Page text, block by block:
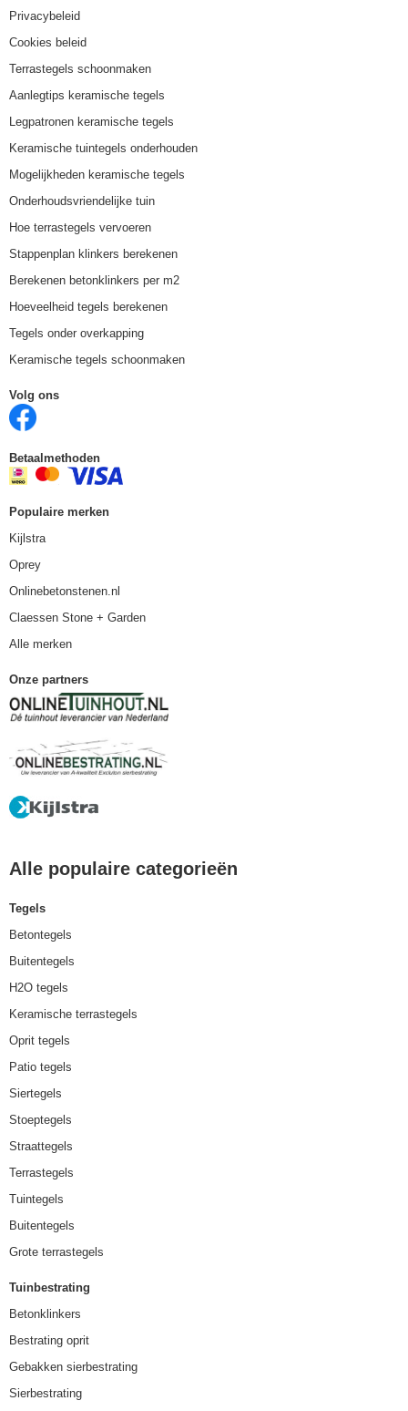
Privacybeleid
Cookies beleid
Terrastegels schoonmaken
Aanlegtips keramische tegels
Legpatronen keramische tegels
Keramische tuintegels onderhouden
Mogelijkheden keramische tegels
Onderhoudsvriendelijke tuin
Hoe terrastegels vervoeren
Stappenplan klinkers berekenen
Berekenen betonklinkers per m2
Hoeveelheid tegels berekenen
Tegels onder overkapping
Keramische tegels schoonmaken
Volg ons
Betaalmethoden
Populaire merken
Kijlstra
Oprey
Onlinebetonstenen.nl
Claessen Stone + Garden
Alle merken
Onze partners
Alle populaire categorieën
Tegels
Betontegels
Buitentegels
H2O tegels
Keramische terrastegels
Oprit tegels
Patio tegels
Siertegels
Stoeptegels
Straattegels
Terrastegels
Tuintegels
Buitentegels
Grote terrastegels
Tuinbestrating
Betonklinkers
Bestrating oprit
Gebakken sierbestrating
Sierbestrating